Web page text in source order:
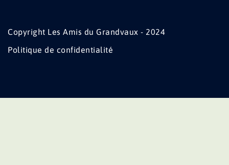
Copyright Les Amis du Grandvaux - 2024
Politique de confidentialité